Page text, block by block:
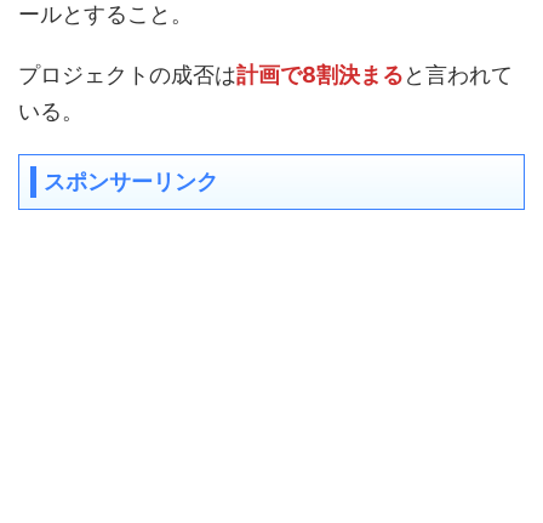
ールとすること。
プロジェクトの成否は計画で8割決まると言われて
いる。
スポンサーリンク